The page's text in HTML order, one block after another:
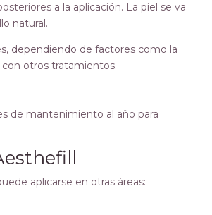
a la aplicación. La piel se va
natural.
dependiendo de factores como la
con otros tratamientos.
de mantenimiento al año para
aplicarse en otras áreas: